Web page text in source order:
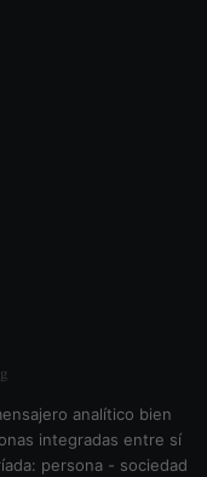
analítico bien
integradas entre sí
persona - sociedad